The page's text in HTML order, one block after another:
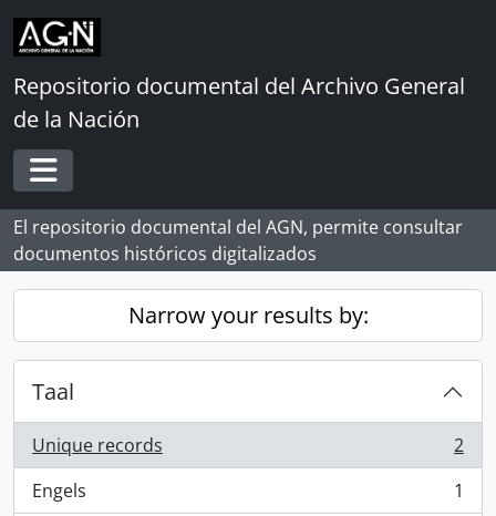
Skip to main content
Repositorio documental del Archivo General
de la Nación
Toggle navigation
El repositorio documental del AGN, permite consultar
documentos históricos digitalizados
Narrow your results by:
Taal
Unique records
, 2 results
2
Engels
, 1 results
1